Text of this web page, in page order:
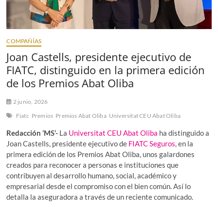
COMPAÑÍAS
Joan Castells, presidente ejecutivo de
FIATC, distinguido en la primera edición
de los Premios Abat Oliba
2 junio, 2026
Fiatc Premios Premios Abat Oliba Universitat CEU Abat Oliba
Redacción ‘MS’- La Universitat CEU Abat Oliba ha distinguido a
Joan Castells, presidente ejecutivo de FIATC Seguros, en la
primera edición de los Premios Abat Oliba, unos galardones
creados para reconocer a personas e instituciones que
contribuyen al desarrollo humano, social, académico y
empresarial desde el compromiso con el bien común. Así lo
detalla la aseguradora a través de un reciente comunicado.